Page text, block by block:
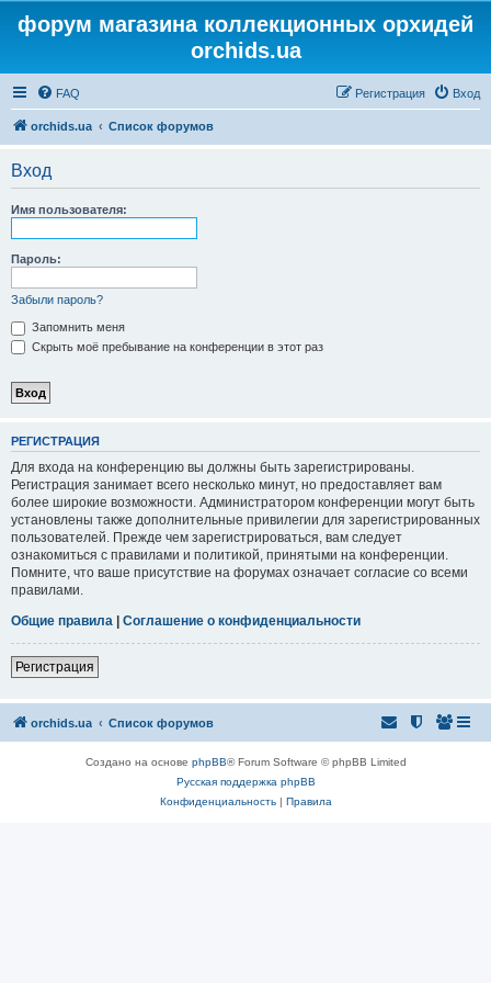
форум магазина коллекционных орхидей
orchids.ua
FAQ Вход
Регистрация
orchids.ua Список форумов
Вход
Имя пользователя:
Пароль:
Забыли пароль?
Запомнить меня
Скрыть моё пребывание на конференции в этот раз
РЕГИСТРАЦИЯ
Для входа на конференцию вы должны быть зарегистрированы.
Регистрация занимает всего несколько минут, но предоставляет вам
более широкие возможности. Администратором конференции могут быть
установлены также дополнительные привилегии для зарегистрированных
пользователей. Прежде чем зарегистрироваться, вам следует
ознакомиться с правилами и политикой, принятыми на конференции.
Помните, что ваше присутствие на форумах означает согласие со всеми
правилами.
Общие правила | Соглашение о конфиденциальности
Регистрация
orchids.ua Список форумов
Создано на основе phpBB® Forum Software © phpBB Limited
Русская поддержка phpBB
Конфиденциальность| Правила